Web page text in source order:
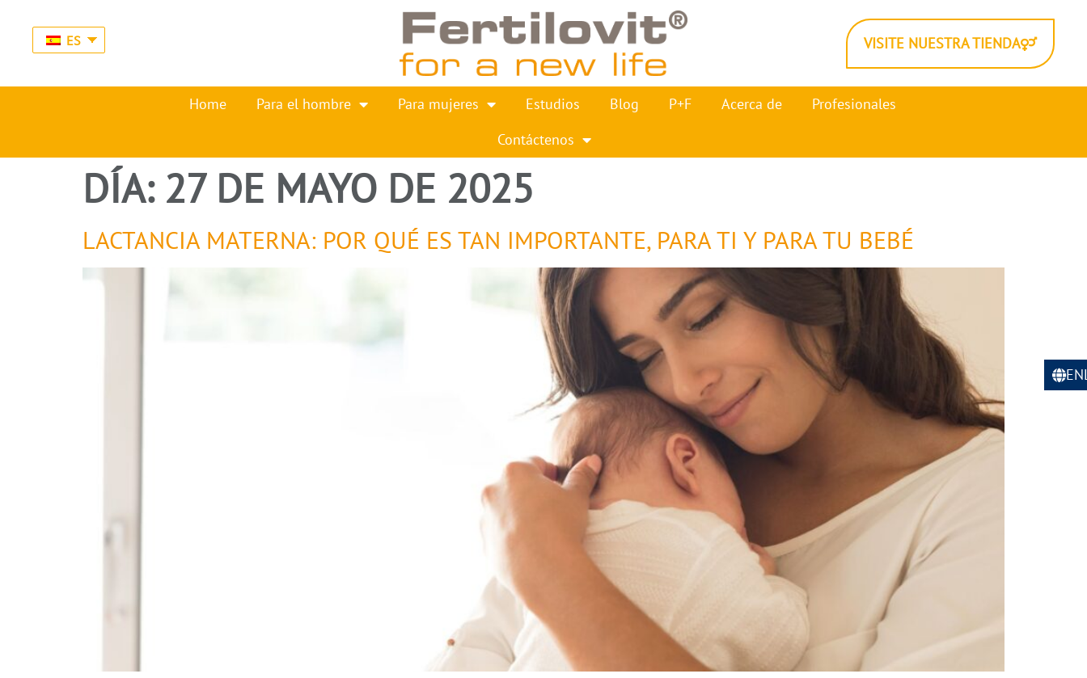
ES VISITE NUESTRA TIENDA
Home Para el hombre Para mujeres Estudios Blog P+F Acerca de
Profesionales
Contáctenos
DÍA: 27 DE MAYO DE 2025
LACTANCIA MATERNA: POR QUÉ ES TAN IMPORTANTE, PARA TI Y PARA TU BEBÉ